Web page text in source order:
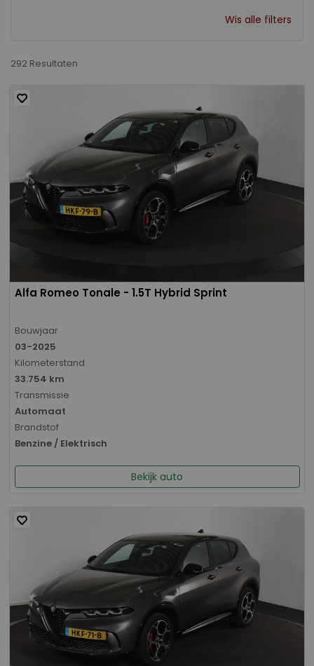
Wis alle filters
292 Resultaten
Alfa Romeo Tonale - 1.5T Hybrid Sprint
Bouwjaar
03-2025
Kilometerstand
33.754 km
Transmissie
Automaat
Brandstof
Benzine / Elektrisch
Bekijk auto